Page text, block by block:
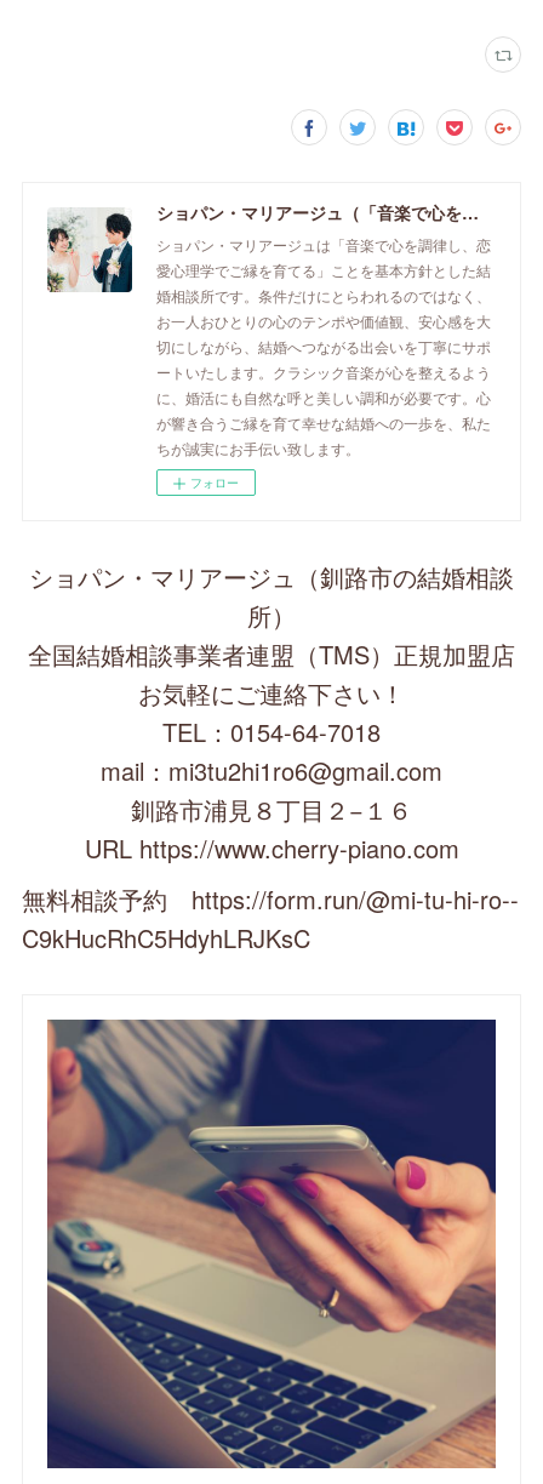
ショパン・マリアージュ（「音楽で心を調律し恋愛心理学でご縁を育てる」釧路市の結婚相談所）/ 全国結婚相談事業者連盟正規加盟店 / cherry-piano.com
ショパン・マリアージュは「音楽で心を調律し、恋
愛心理学でご縁を育てる」ことを基本方針とした結
婚相談所です。条件だけにとらわれるのではなく、
お一人おひとりの心のテンポや価値観、安心感を大
切にしながら、結婚へつながる出会いを丁寧にサポ
ートいたします。クラシック音楽が心を整えるよう
に、婚活にも自然な呼と美しい調和が必要です。心
が響き合うご縁を育て幸せな結婚への一歩を、私た
ちが誠実にお手伝い致します。
フォロー
ショパン・マリアージュ（釧路市の結婚相談
所）
全国結婚相談事業者連盟（TMS）正規加盟店
お気軽にご連絡下さい！
TEL：0154-64-7018
mail：mi3tu2hi1ro6@gmail.com
釧路市浦見８丁目２−１６
URL https://www.cherry-piano.com
無料相談予約 https://form.run/@mi-tu-hi-ro--
C9kHucRhC5HdyhLRJKsC